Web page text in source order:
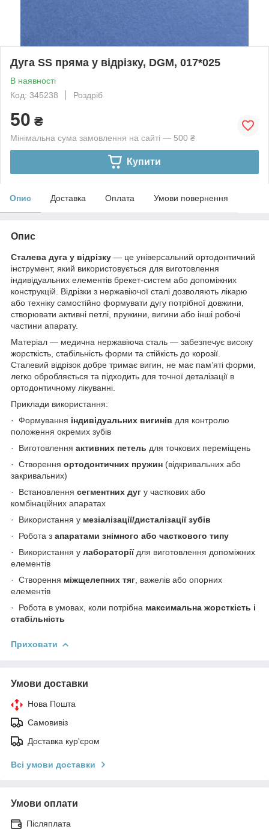
Дуга SS пряма у відрізку, DGM, 017*025
В наявності
Код: 345238
Роздріб
50 ₴
Мінімальна сума замовлення на сайті — 500 ₴
Купити
Опис Доставка Оплата Умови повернення
Опис
Сталева дуга у відрізку — це універсальний ортодонтичний
інструмент, який використовується для виготовлення
індивідуальних елементів брекет-систем або допоміжних
конструкцій. Відрізки з нержавіючої сталі дозволяють лікарю
або техніку самостійно формувати дугу потрібної довжини,
створювати активні петлі, пружини, вигини або інші робочі
частини апарату.
Матеріал — медична нержавіюча сталь — забезпечує високу
жорсткість, стабільність форми та стійкість до корозії.
Сталевий відрізок добре тримає вигин, не має пам’яті форми,
легко обробляється та підходить для точної деталізації в
ортодонтичному лікуванні.
Приклади використання:
·
Формування індивідуальних вигинів для контролю
положення окремих зубів
·
Виготовлення активних петель для точкових переміщень
·
Створення ортодонтичних пружин (відкривальних або
закривальних)
·
Встановлення сегментних дуг у часткових або
комбінаційних апаратах
·
Використання у мезіалізації/дисталізації зубів
·
Робота з апаратами знімного або часткового типу
·
Використання у лабораторіїдля виготовлення допоміжних
елементів
·
Створення міжщелепних тяг , важелів або опорних
елементів
·
Робота в умовах, коли потрібна максимальна жорсткість і
стабільність
Приховати
Умови доставки
Нова Пошта
Самовивіз
Доставка кур'єром
Всі умови доставки
Умови оплати
Післяплата